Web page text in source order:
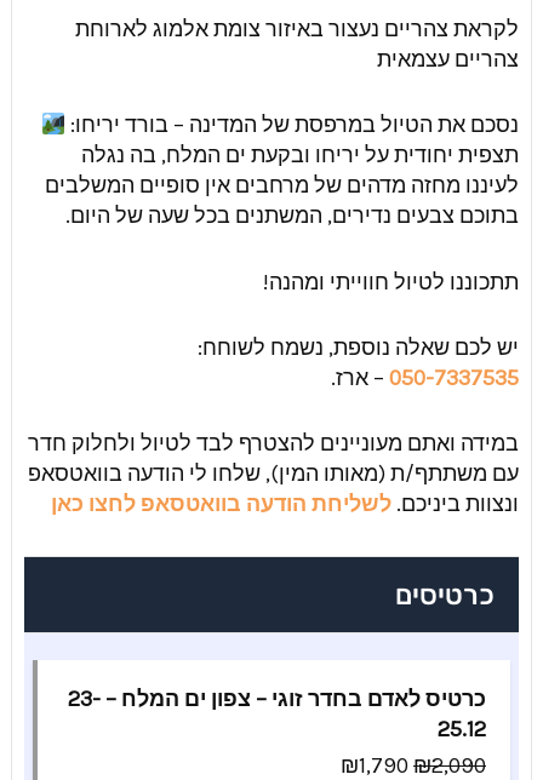
לקראת צהריים נעצור באיזור צומת אלמוג לארוחת
צהריים עצמאית
נסכם את הטיול במרפסת של המדינה – בורד יריחו:
תצפית יחודית על יריחו ובקעת ים המלח, בה נגלה
לעיננו מחזה מדהים של מרחבים אין סופיים המשלבים
בתוכם צבעים נדירים, המשתנים בכל שעה של היום.
תתכוננו לטיול חווייתי ומהנה!
יש לכם שאלה נוספת, נשמח לשוחח:
050-7337535 – ארז.
במידה ואתם מעוניינים להצטרף לבד לטיול ולחלוק חדר
עם משתתף/ת (מאותו המין), שלחו לי הודעה בוואטסאפ
ונצוות ביניכם. לשליחת הודעה בוואטסאפ לחצו כאן
כרטיסים
כרטיס לאדם בחדר זוגי – צפון ים המלח – 23-
25.12
₪2,090
₪1,790